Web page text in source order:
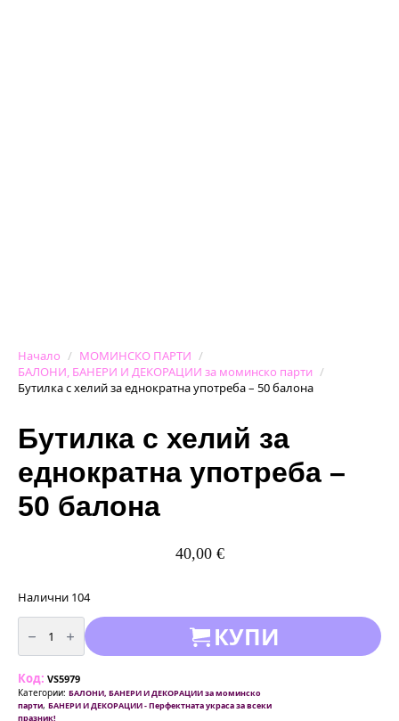
Начало
МОМИНСКО ПАРТИ
БАЛОНИ, БАНЕРИ И ДЕКОРАЦИИ за моминско парти
Бутилка с хелий за еднократна употреба – 50 балона
Бутилка с хелий за
еднократна употреба –
50 балона
40,00 €
Налични 104
количество
за
Бутилка
с
за
еднократна
употреба
-
КУПИ
Код: VS5979
Категории: БАЛОНИ, БАНЕРИ И ДЕКОРАЦИИ за моминско
парти, БАНЕРИ И ДЕКОРАЦИИ - Перфектната украса за всеки
празник!